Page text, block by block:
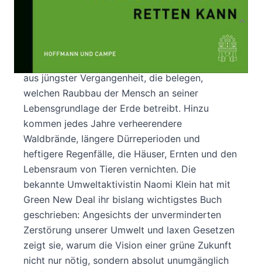
Polareis oder Fracking – nur ein paar Beispiele
aus jüngster Vergangenheit, die belegen,
welchen Raubbau der Mensch an seiner
Lebensgrundlage der Erde betreibt. Hinzu
kommen jedes Jahre verheerendere
Waldbrände, längere Dürreperioden und
heftigere Regenfälle, die Häuser, Ernten und den
Lebensraum von Tieren vernichten. Die
bekannte Umweltaktivistin Naomi Klein hat mit
Green New Deal ihr bislang wichtigstes Buch
geschrieben: Angesichts der unverminderten
Zerstörung unserer Umwelt und laxen Gesetzen
zeigt sie, warum die Vision einer grüne Zukunft
nicht nur nötig, sondern absolut unumgänglich